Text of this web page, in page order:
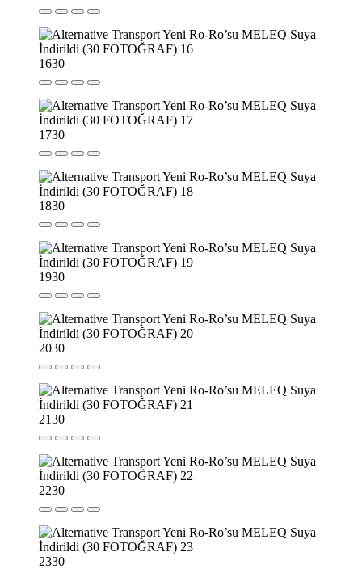
1630
1730
1830
1930
2030
2130
2230
2330